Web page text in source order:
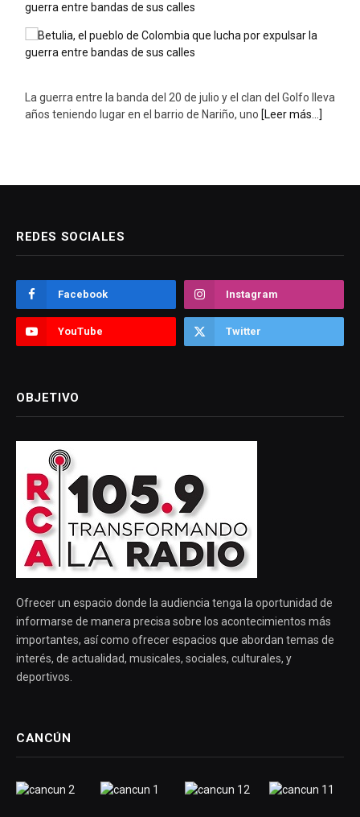
guerra entre bandas de sus calles
La guerra entre la banda del 20 de julio y el clan del Golfo lleva
años teniendo lugar en el barrio de Nariño, uno [Leer más...]
REDES SOCIALES
Facebook Instagram
YouTube Twitter
OBJETIVO
Ofrecer un espacio donde la audiencia tenga la oportunidad de
informarse de manera precisa sobre los acontecimientos más
importantes, así como ofrecer espacios que abordan temas de
interés, de actualidad, musicales, sociales, culturales, y
deportivos.
CANCÚN